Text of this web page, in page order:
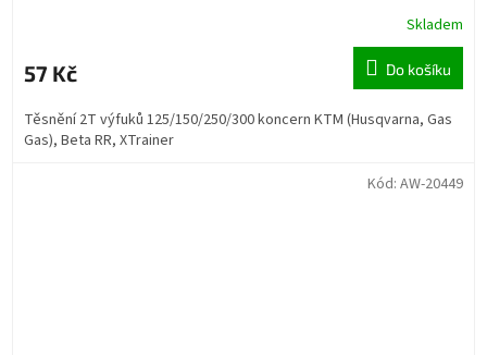
Skladem
57 Kč Do košíku
Těsnění 2T výfuků 125/150/250/300 koncern KTM (Husqvarna, Gas
Gas), Beta RR, XTrainer
Kód: AW-20449